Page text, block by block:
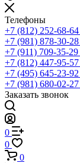
Телефоны
+7 (812) 252-68-64
+7 (981) 878-30-28
+7 (911) 709-35-29
+7 (812) 447-95-57
+7 (495) 645-23-92
+7 (981) 680-02-27
Заказать звонок
0
0
0